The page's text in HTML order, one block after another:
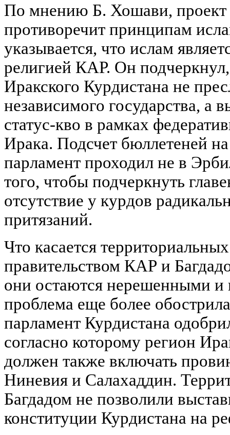
По мнению Б. Хошави, проект
противоречит принципам
указывается, что ислам
религией КАР. Он
Иракского Курдистана не
независимого государства, а
статус-кво в рамках
Ирака. Подсчет бюллетеней
парламент проходил не в
того, чтобы подчеркнуть
отсутствие у курдов
притязаний.
Что касается
правительством КАР и
они остаются нерешенными и
проблема еще более
парламент Курдистана
согласно которому регион
должен также включать
Ниневия и Салахаддин.
Багдадом не позволили
конституции Курдистана на